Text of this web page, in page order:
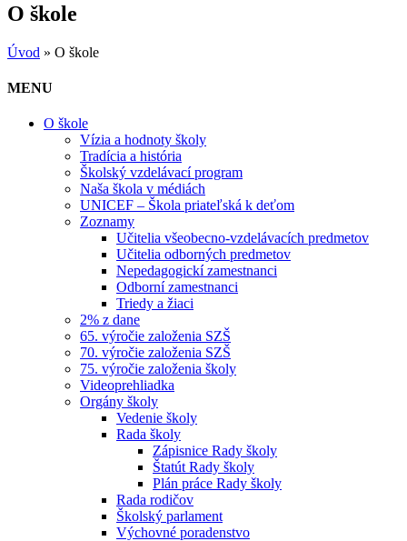
O škole
Úvod » O škole
MENU
O škole
Vízia a hodnoty školy
Tradícia a história
Školský vzdelávací program
Naša škola v médiách
UNICEF – Škola priateľská k deťom
Zoznamy
Učitelia všeobecno-vzdelávacích predmetov
Učitelia odborných predmetov
Nepedagogickí zamestnanci
Odborní zamestnanci
Triedy a žiaci
2% z dane
65. výročie založenia SZŠ
70. výročie založenia SZŠ
75. výročie založenia školy
Videoprehliadka
Orgány školy
Vedenie školy
Rada školy
Zápisnice Rady školy
Štatút Rady školy
Plán práce Rady školy
Rada rodičov
Školský parlament
Výchovné poradenstvo